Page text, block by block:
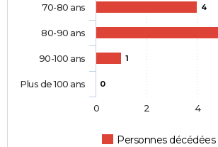
4
1
0
Personnes décédées
70-80 ans
80-90 ans
90-100 ans
Plus de 100 ans
0 2 4